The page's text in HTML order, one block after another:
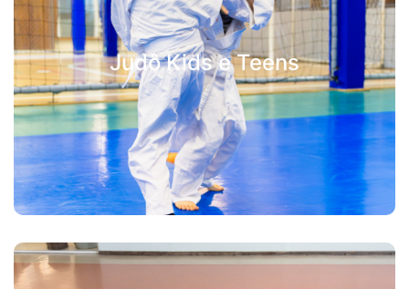
Judô Kids e Teens